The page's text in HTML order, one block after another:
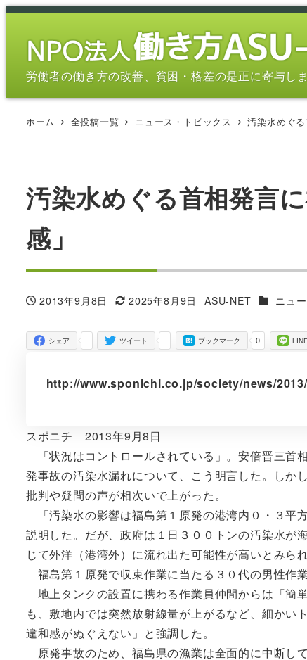
メ
労働者の働き方の改善、貧困・格差の是正に寄与し
ホーム 全投稿一覧 ニュース・トピックス 汚染水めぐ
汚染水めぐる首相発言
感」
投稿日
2013年9月8日
更新日
2025年8月9日
著
ASU-NET カテゴリ
ニュ
-
シェア -
ツイート 0
ブックマーク
http://www.sponichi.co.jp/society/news/
スポニチ 2013年9月8日
「状況はコントロールされている」。安倍晋三首
発事故の汚染水漏れについて、こう明言した。しか
批判や疑問の声が相次いで上がった。
「汚染水の影響は福島第１原発の港湾内０・３平
説明した。だが、政府は１日３００トンの汚染水が
じて外洋（港湾外）に流れ出た可能性が高いとみられ
福島第１原発で収束作業に当たる３０代の男性作
地上タンクの設置に携わる作業員仲間からは「簡
も、敷地内では突然放射線量が上がるなど、細か
違和感がぬぐえない」と強調した。
原発事故のため、福島県の漁業は全面的に中断し